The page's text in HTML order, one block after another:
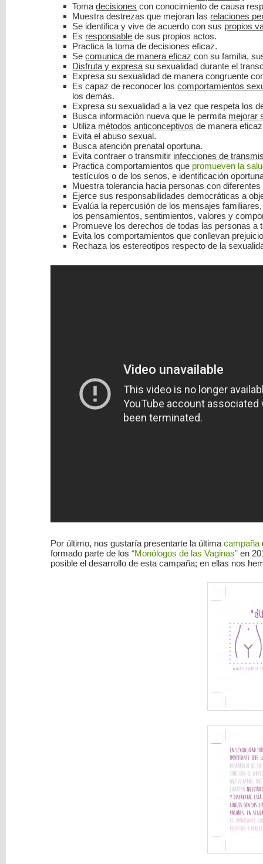
Tomadecisiones con conocimiento de causa
Muestra destrezas que mejoran las relaciones
Se identifica y vive de acuerdo con sus propios
Es responsable de sus propios actos.
Practica la toma de decisiones eficaz.
Secomunica de manera eficaz con su familia,
Disfruta y expresa su sexualidad durante el
Expresa su sexualidad de manera congruente
Es capaz de reconocer loscomportamientos
los demás.
Expresa su sexualidad a la vez que respeta los
Busca información nueva que le permita mejorar
Utiliza métodos anticonceptivos de manera
Evita el abuso sexual.
Busca atención prenatal oportuna.
Evita contraer o transmitir infecciones de
Practica comportamientos que promueven la
testículos o de los senos, e identificación
Muestra tolerancia hacia personas con
Ejerce sus responsabilidades democráticas a
Evalúa la repercusión de los mensajes
los pensamientos, sentimientos, valores y
Promueve los derechos de todas las personas
Evita los comportamientos que conllevan
Rechaza los estereotipos respecto de la
Por último, nos gustaría presentarte la última campaña
formado parte de los “Monólogos de las Vaginas” en
posible el desarrollo de esta campaña; en ellas nos